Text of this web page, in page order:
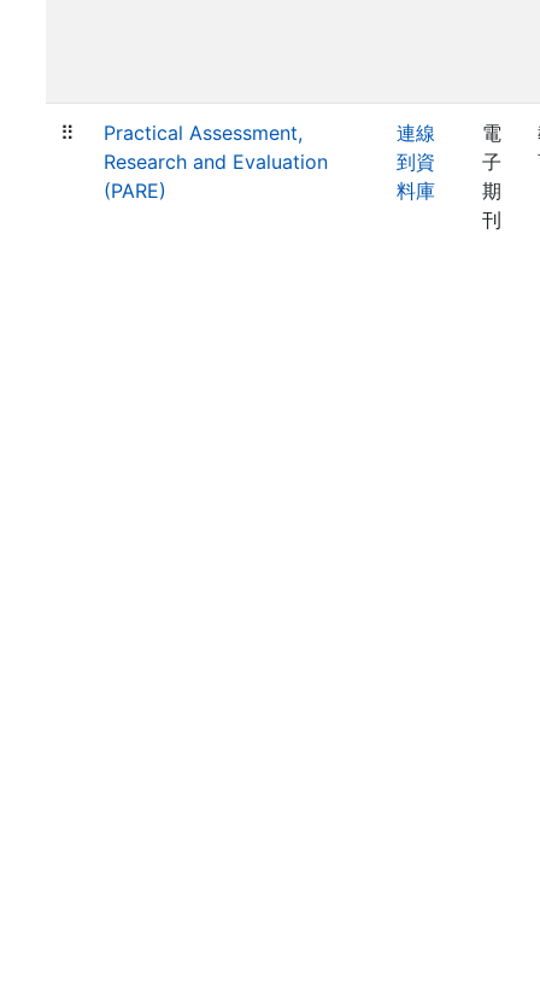
⠿
Practical Assessment,
Research and Evaluation
(PARE)
連線
到資
料庫
電
子
期
刊